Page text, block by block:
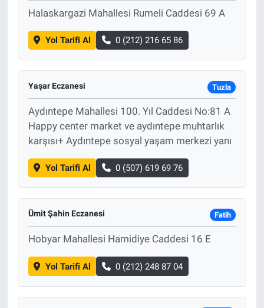
Halaskargazi Mahallesi Rumeli Caddesi 69 A
Yol Tarifi Al 0 (212) 216 65 86
Yaşar Eczanesi Tuzla
Aydıntepe Mahallesi 100. Yıl Caddesi No:81 A
Happy center market ve aydıntepe muhtarlık
karşısı+ Aydıntepe sosyal yaşam merkezi yanı
Yol Tarifi Al 0 (507) 619 69 76
Ümit Şahin Eczanesi Fatih
Hobyar Mahallesi Hamidiye Caddesi 16 E
Yol Tarifi Al 0 (212) 248 87 04